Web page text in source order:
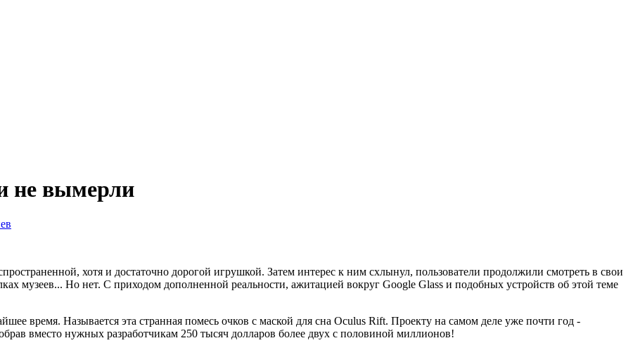
не вымерли
хотя и достаточно дорогой игрушкой. Затем интерес к ним схлынул, пользователи продолжили смотреть в свои
музеев... Но нет. С приходом дополненной реальности, ажитацией вокруг Google Glass и подобных устройств об этой теме
время. Называется эта странная помесь очков с маской для сна Oculus Rift. Проекту на самом деле уже почти год -
вместо нужных разработчикам 250 тысяч долларов более двух с половиной миллионов!